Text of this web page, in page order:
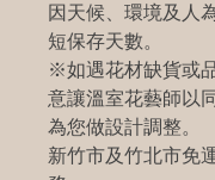
因天候、環境及人
短保存天數。
※如遇花材缺貨或
意讓溫室花藝師以
為您做設計調整。
新竹市及竹北市免